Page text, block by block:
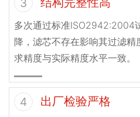
3
多次通过标准ISO2942:2004
降，滤芯不存在影响其过滤
求精度与实际精度水平一致。
4 出厂检验严格